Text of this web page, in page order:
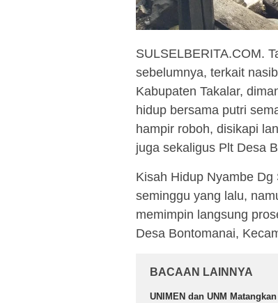
SULSELBERITA.COM.
sebelumnya, terkait
Kabupaten Takalar,
hidup bersama putri
hampir roboh, disikapi
juga sekaligus Plt Desa
Kisah Hidup Nyambe
seminggu yang lalu,
memimpin langsung
Desa Bontomanai,
BACAAN LAINNYA
UNIMEN dan UNM Matangkan